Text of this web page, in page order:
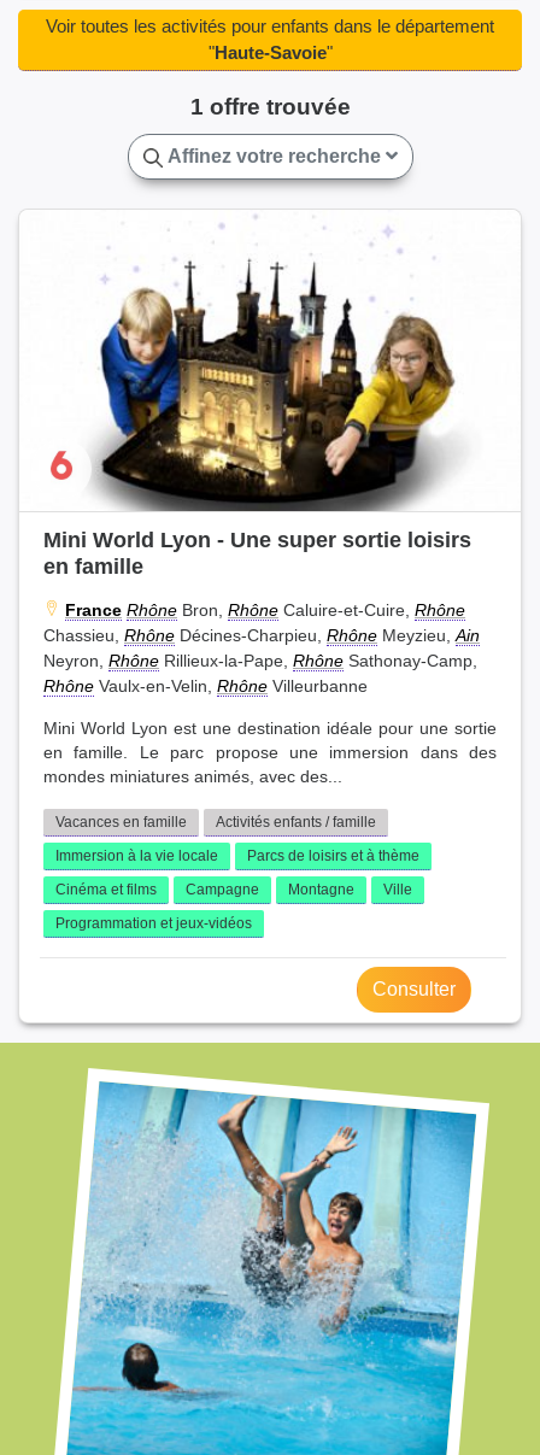
1 offre trouvée
Voir toutes les activités pour enfants dans le département
"Haute-Savoie"
Affinez votre recherche
Mini World Lyon - Une super sortie loisirs
en famille
France Rhône Bron, Rhône Caluire-et-Cuire, Rhône
Chassieu, Rhône Décines-Charpieu, Rhône Meyzieu, Ain
Neyron, Rhône Rillieux-la-Pape, Rhône Sathonay-Camp,
Rhône Vaulx-en-Velin, Rhône Villeurbanne
Mini World Lyon est une destination idéale pour une sortie
en famille. Le parc propose une immersion dans des
mondes miniatures animés, avec des...
Vacances en famille
Activités enfants / famille
Immersion à la vie locale
Parcs de loisirs et à thème
Cinéma et films
Campagne Montagne
Ville
Programmation et jeux-vidéos
Consulter